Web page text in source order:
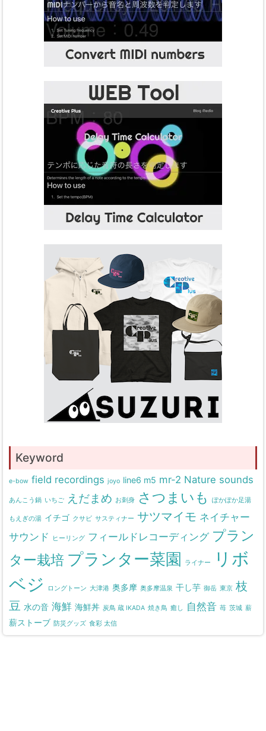
Keyword
e-bow field recordings joyo line6 m5 mr-2 Nature sounds
あんこう鍋 いちご えだまめ お刺身 さつまいも ぽかぽか足湯
もえぎの湯 イチゴ クサビ サスティナー サツマイモ ネイチャー
サウンド
ヒーリング フィールドレコーディング プラン
ター栽培 プランター菜園 ライナー
リボ
ベジ
ロングトーン 大津港 奥多摩 奥多摩温泉 干し芋 御岳 東京 枝
豆 水の音 海鮮 海鮮丼 炭鳥 蔵 IKADA 焼き鳥 癒し 自然音 苺 茨城 薪
薪ストーブ 防災グッズ 食彩 太信